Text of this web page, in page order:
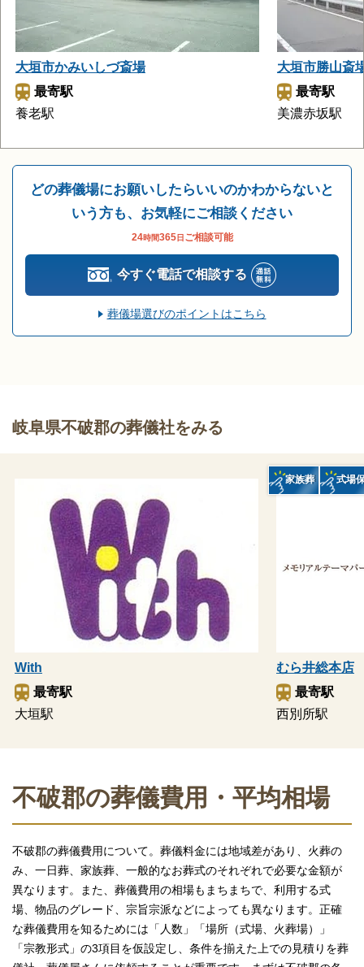
大垣市かみいしづ斎場
最寄駅
養老駅
大垣市勝山斎
最寄駅
美濃赤坂駅
どの葬儀場にお願いしたらいいのかわからないと
いう方も、お気軽にご相談ください
24時間365日 ご相談可能
今すぐ電話で相談する
葬儀場選びのポイントはこちら
岐阜県不破郡の葬儀社をみる
With
最寄駅
大垣駅
むら井総本店
最寄駅
西別所駅
家族葬 式場
不破郡の葬儀費用・平均相場
不破郡の葬儀費用について。葬儀料金には地域差があり、火葬の
み、一日葬、家族葬、一般的なお葬式のそれぞれで必要な金額が
異なります。また、葬儀費用の相場もまちまちで、利用する式
場、物品のグレード、宗旨宗派などによっても異なります。正確
な葬儀費用を知るためには「人数」「場所（式場、火葬場）」
「宗教形式」の3項目を仮設定し、条件を揃えた上での見積りを葬